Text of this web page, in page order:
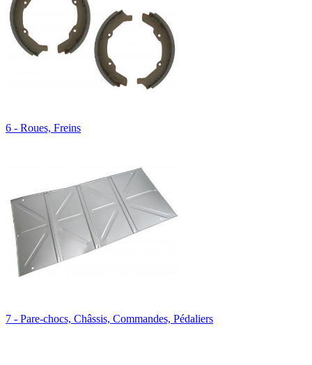
6 - Roues, Freins
7 - Pare-chocs, Châssis, Commandes, Pédaliers